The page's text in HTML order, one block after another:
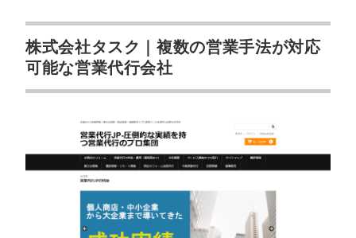
株式会社タスク｜複数の営業手法が対応
可能な営業代行会社